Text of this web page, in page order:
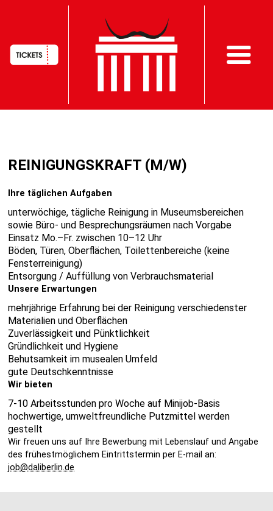
Inhalt
HAUPTNAVIGATION
REINIGUNGSKRAFT (M/W)
Ihre täglichen Aufgaben
unterwöchige, tägliche Reinigung in Museumsbereichen
sowie Büro- und Besprechungsräumen nach Vorgabe
Einsatz Mo.–Fr. zwischen 10–12 Uhr
Böden, Türen, Oberflächen, Toilettenbereiche (keine
Fensterreinigung)
Entsorgung / Auffüllung von Verbrauchsmaterial
Unsere Erwartungen
mehrjährige Erfahrung bei der Reinigung verschiedenster
Materialien und Oberflächen
Zuverlässigkeit und Pünktlichkeit
Gründlichkeit und Hygiene
Behutsamkeit im musealen Umfeld
gute Deutschkenntnisse
Wir bieten
7-10 Arbeitsstunden pro Woche auf Minijob-Basis
hochwertige, umweltfreundliche Putzmittel werden
gestellt
Wir freuen uns auf Ihre Bewerbung mit Lebenslauf und Angabe
des frühestmöglichem Eintrittstermin per E-mail an:
job@daliberlin.de